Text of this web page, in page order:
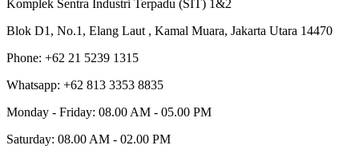
Komplek Sentra Industri Terpadu (SIT) 1&2
Blok D1, No.1, Elang Laut , Kamal Muara, Jakarta Utara 14470
Phone: +62 21 5239 1315
Whatsapp: +62 813 3353 8835
Monday - Friday: 08.00 AM - 05.00 PM
Saturday: 08.00 AM - 02.00 PM